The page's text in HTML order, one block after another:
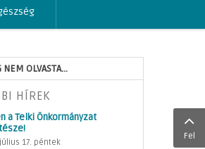
NEM OLVASTA...
HÍREK
a Telki Önkormányzat
17. péntek
Fel